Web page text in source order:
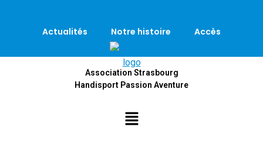
Actualités Notre histoire Accès
Association Strasbourg
Handisport Passion Aventure